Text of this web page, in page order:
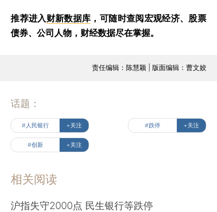
推荐进入财新数据库 ，可随时查阅宏观经济、股票
债券、公司人物，财经数据尽在掌握。
责任编辑：陈慧颖 | 版面编辑：曹文姣
话题：
#人民银行 +关注 #跌停 +关注
#创新 +关注
相关阅读
沪指失守2000点 民生银行等跌停